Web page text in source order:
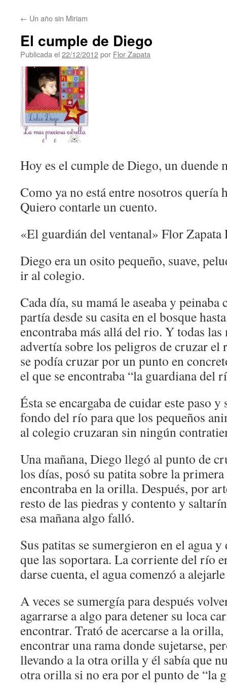
← Un año sin Miriam
El cumple de Diego
Publicada el 22/12/2012por Flor Zapata
Hoy es el cumple de Diego, un duende
Como ya no está entre nosotros quería
Quiero contarle un cuento.
«El guardián del ventanal» Flor Zapata
Diego era un osito pequeño, suave,
ir al colegio.
Cada día, su mamá le aseaba y peinaba
partía desde su casita en el bosque
encontraba más allá del rio. Y todas las
advertía sobre los peligros de cruzar el
se podía cruzar por un punto en
el que se encontraba “la guardiana del
Ésta se encargaba de cuidar este paso
fondo del río para que los pequeños
al colegio cruzaran sin ningún
Una mañana, Diego llegó al punto de
los días, posó su patita sobre la
encontraba en la orilla. Después, por
resto de las piedras y contento y
esa mañana algo falló.
Sus patitas se sumergieron en el agua
que las soportara. La corriente del río
darse cuenta, el agua comenzó a
A veces se sumergía para después
agarrarse a algo para detener su loca
encontrar. Trató de acercarse a la
encontrar una rama donde sujetarse,
llevando a la otra orilla y él sabía que
otra orilla si no era por el punto de “la